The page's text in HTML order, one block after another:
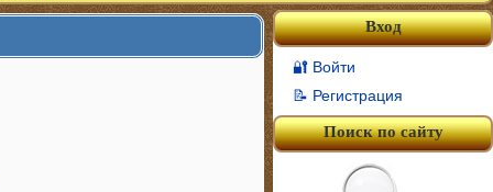
Вход
🔐 Войти
📝 Регистрация
Поиск по сайту